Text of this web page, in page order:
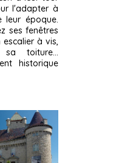
l'adapter à
leur époque.
ses fenêtres
à vis,
sa toiture...
historique